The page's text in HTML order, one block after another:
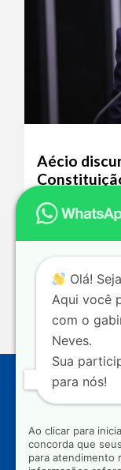
Aécio
Leia mais >>
Olá!
Aqui você
com o
Neves.
Sua
para nós!
Ao clicar para
concorda que
para atendimento